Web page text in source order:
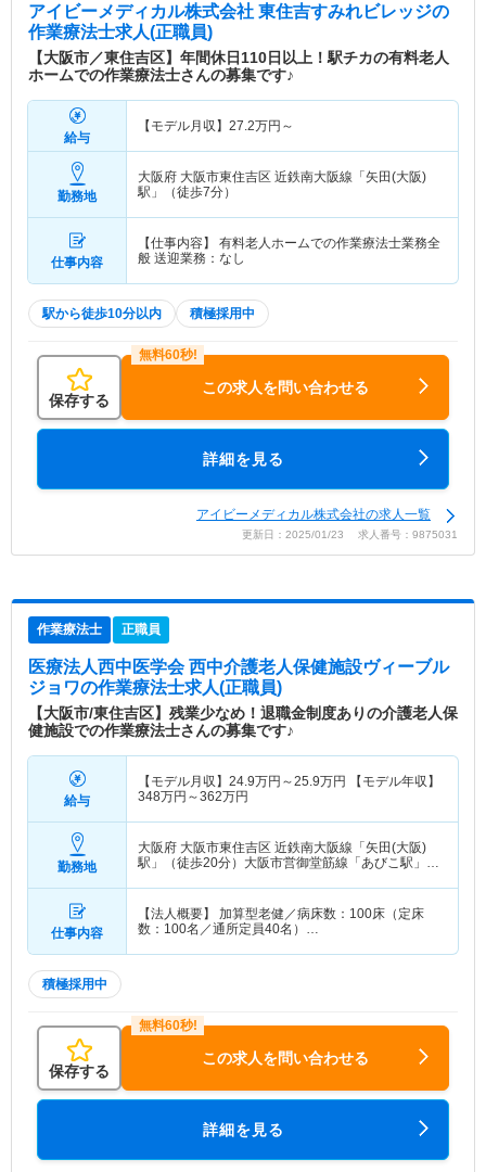
アイビーメディカル株式会社 東住吉すみれビレッジの
作業療法士求人(正職員)
【大阪市／東住吉区】年間休日110日以上！駅チカの有料老人
ホームでの作業療法士さんの募集です♪
給与
【モデル月収】 27.2万円～
勤務地
大阪府 大阪市東住吉区 近鉄南大阪線「矢田(大阪)
駅」（徒歩7分）
仕事内容
【仕事内容】 有料老人ホームでの作業療法士業務全
般 送迎業務：なし
駅から徒歩10分以内 積極採用中
保存する
この求人を問い合わせる
詳細を見る
アイビーメディカル株式会社の求人一覧
更新日：2025/01/23 求人番号：9875031
作業療法士 正職員
医療法人西中医学会 西中介護老人保健施設ヴィーブル
ジョワの作業療法士求人(正職員)
【大阪市/東住吉区】残業少なめ！退職金制度ありの介護老人保
健施設での作業療法士さんの募集です♪
給与
【モデル月収】 24.9万円～25.9万円
【モデル年収】
348万円～362万円
勤務地
大阪府 大阪市東住吉区 近鉄南大阪線「矢田(大阪)
駅」（徒歩20分）大阪市営御堂筋線「あびこ駅」
仕事内容
【法人概要】 加算型老健／病床数：100床（定床
数：100名／通所定員40名）…
積極採用中
保存する
この求人を問い合わせる
詳細を見る